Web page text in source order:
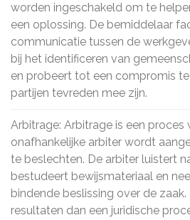
worden ingeschakeld om te
een oplossing. De bemiddelaar
communicatie tussen de
bij het identificeren van
en probeert tot een compromis
partijen tevreden mee zijn.
Arbitrage: Arbitrage is een proces
onafhankelijke arbiter wordt
te beslechten. De arbiter luistert
bestudeert bewijsmateriaal en
bindende beslissing over de
resultaten dan een juridische